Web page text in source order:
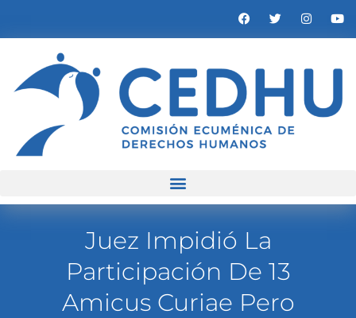
Juez Impidió La
Participación De 13
Amicus Curiae Pero